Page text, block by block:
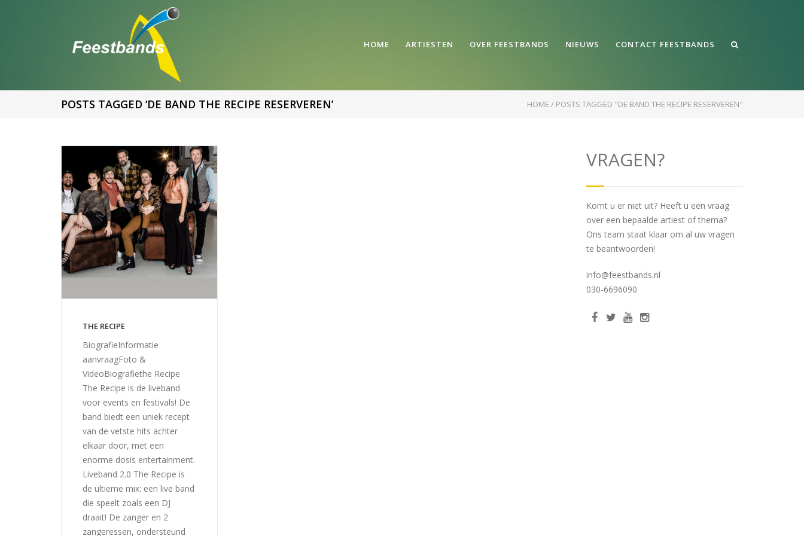
HOME ARTIESTEN OVER FEESTBANDS NIEUWS CONTACT FEESTBANDS
POSTS TAGGED ‘DE BAND THE RECIPE RESERVEREN’ HOME / POSTS TAGGED "DE BAND THE RECIPE RESERVEREN"
THE RECIPE
BiografieInformatie
aanvraagFoto &
VideoBiografiethe Recipe
The Recipe is de liveband
voor events en festivals! De
band biedt een uniek recept
van de vetste hits achter
elkaar door, met een
enorme dosis entertainment.
Liveband 2.0 The Recipe is
de ultieme mix: een live band
die speelt zoals een DJ
draait! De zanger en 2
zangeressen, ondersteund
VRAGEN?
Komt u er niet uit? Heeft u een vraag
over een bepaalde artiest of thema?
Ons team staat klaar om al uw vragen
te beantwoorden!
info@feestbands.nl
030-6696090